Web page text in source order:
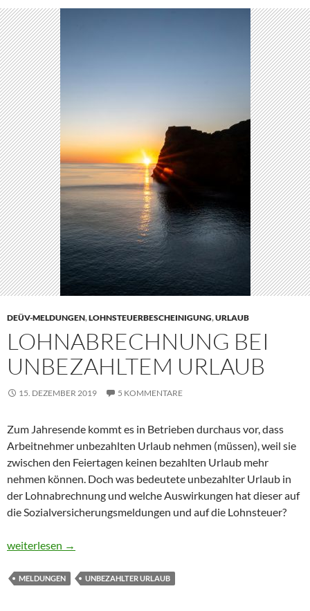
DEÜV-MELDUNGEN,LOHNSTEUERBESCHEINIGUNG,URLAUB
LOHNABRECHNUNG BEI
UNBEZAHLTEM URLAUB
15. DEZEMBER 2019 5 KOMMENTARE
Zum Jahresende kommt es in Betrieben durchaus vor, dass
Arbeitnehmer unbezahlten Urlaub nehmen (müssen), weil sie
zwischen den Feiertagen keinen bezahlten Urlaub mehr
nehmen können. Doch was bedeutete unbezahlter Urlaub in
der Lohnabrechnung und welche Auswirkungen hat dieser auf
die Sozialversicherungsmeldungen und auf die Lohnsteuer?
Lohnabrechnung bei unbezahltem Urlaub
weiterlesen →
MELDUNGEN UNBEZAHLTER URLAUB